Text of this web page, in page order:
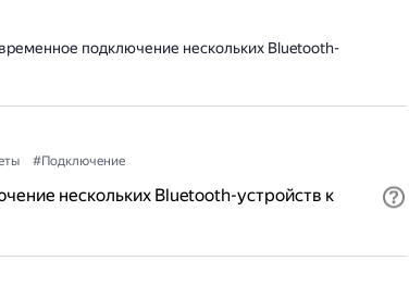
подключение нескольких Bluetooth-
#Подключение
нескольких Bluetooth-устройств к